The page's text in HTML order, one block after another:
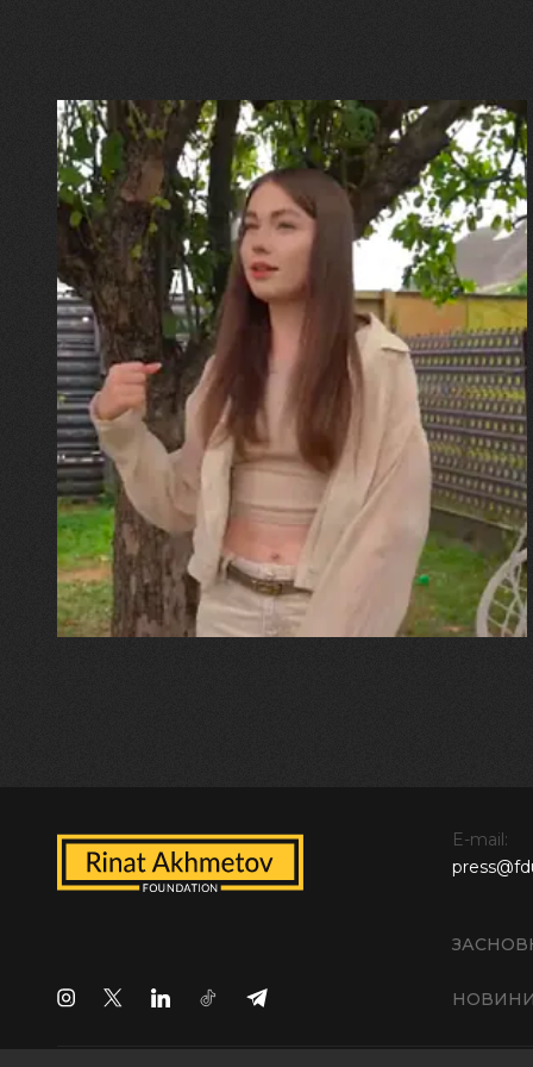
30.07.2026
Калина, Дарина та Віра Папроцькі
"Хвиля була, як від моря,
прозора і велика… Я ледве
встигла схопити племінницю"
E-mail: